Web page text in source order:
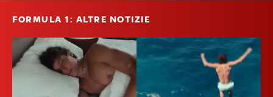
FORMULA 1: ALTRE NOTIZIE